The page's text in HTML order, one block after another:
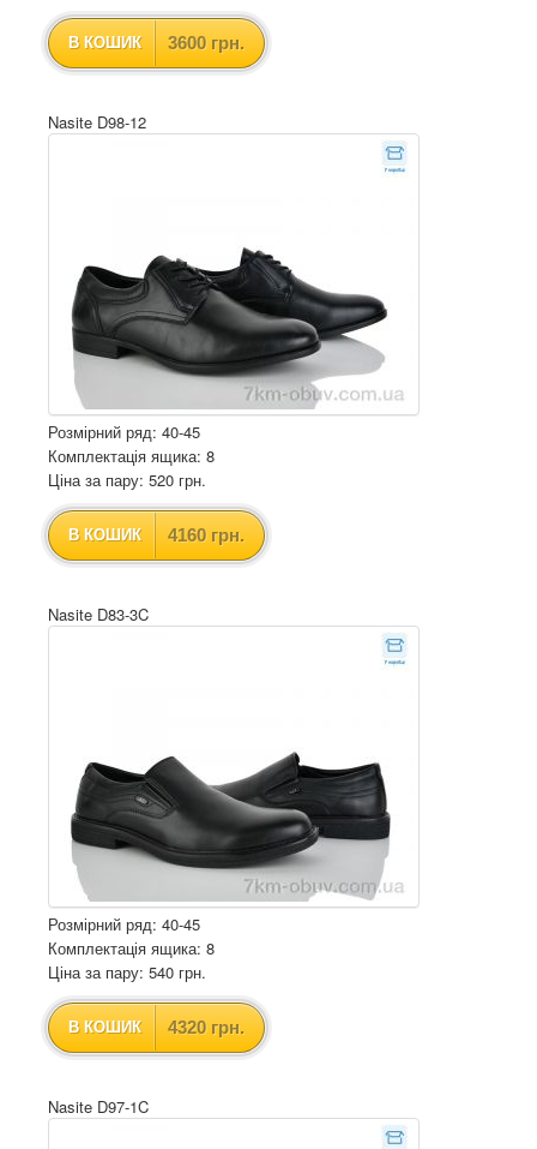
В КОШИК 3600 грн.
Nasite D98-12
Розмірний ряд: 40-45
Комплектація ящика: 8
Ціна за пару: 520 грн.
В КОШИК 4160 грн.
Nasite D83-3C
Розмірний ряд: 40-45
Комплектація ящика: 8
Ціна за пару: 540 грн.
В КОШИК 4320 грн.
Nasite D97-1C